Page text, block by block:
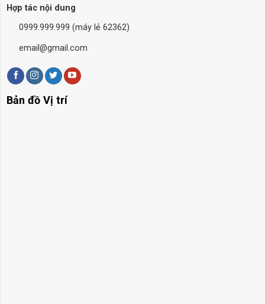
Hợp tác nội dung
0999.999.999 (máy lẻ 62362)
email@gmail.com
Bản đồ Vị trí